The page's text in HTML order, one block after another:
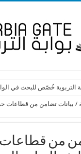
التربوية خُصّص للبحث في
/ بيانات تضامن من قطاعات
من